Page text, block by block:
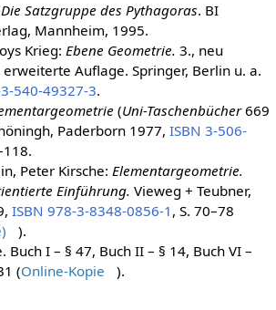
Die Satzgruppe des Pythagoras. BI
Mannheim, 1995.
Krieg:Ebene Geometrie. 3., neu
Auflage. Springer, Berlin u. a.
540-49327-3.
(Uni-Taschenbücher669
Paderborn 1977,ISBN 3-506-
Peter Kirsche:Elementargeometrie.
Einführung. Vieweg + Teubner,
ISBN 978-3-8348-0856-1 , S. 70–78
).
Buch I – § 47, Buch II – § 14, Buch VI –
(Online-Kopie ).